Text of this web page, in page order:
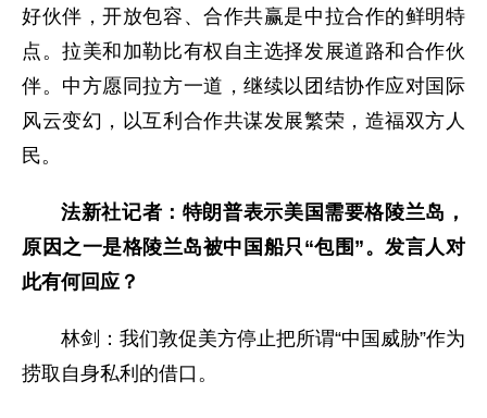
好伙伴，开放包容、合作共赢是中拉合作的鲜明特
点。拉美和加勒比有权自主选择发展道路和合作伙
伴。中方愿同拉方一道，继续以团结协作应对国际
风云变幻，以互利合作共谋发展繁荣，造福双方人
民。
法新社记者：特朗普表示美国需要格陵兰岛，
原因之一是格陵兰岛被中国船只“包围”。发言人对
此有何回应？
林剑：我们敦促美方停止把所谓“中国威胁”作为
捞取自身私利的借口。